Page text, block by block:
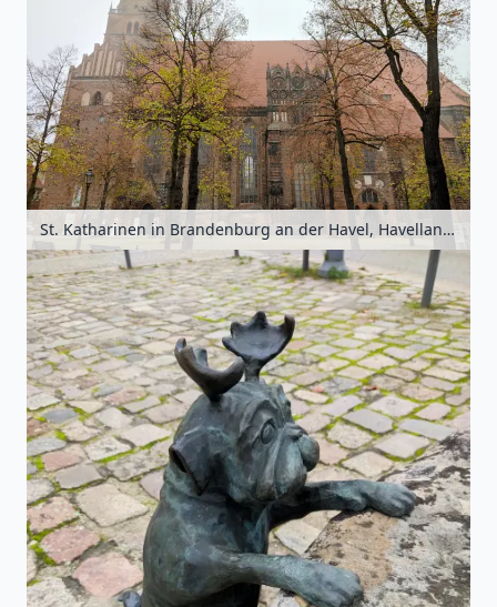
St. Katharinen in Brandenburg an der Havel, Havelland, Brandenburg, Deutschland